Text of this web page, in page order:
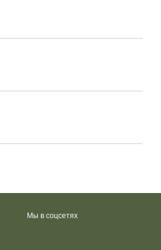
Мы в соцсетях